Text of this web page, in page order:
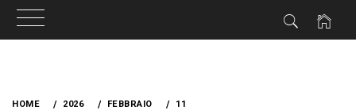
HOME 2026 FEBBRAIO 11